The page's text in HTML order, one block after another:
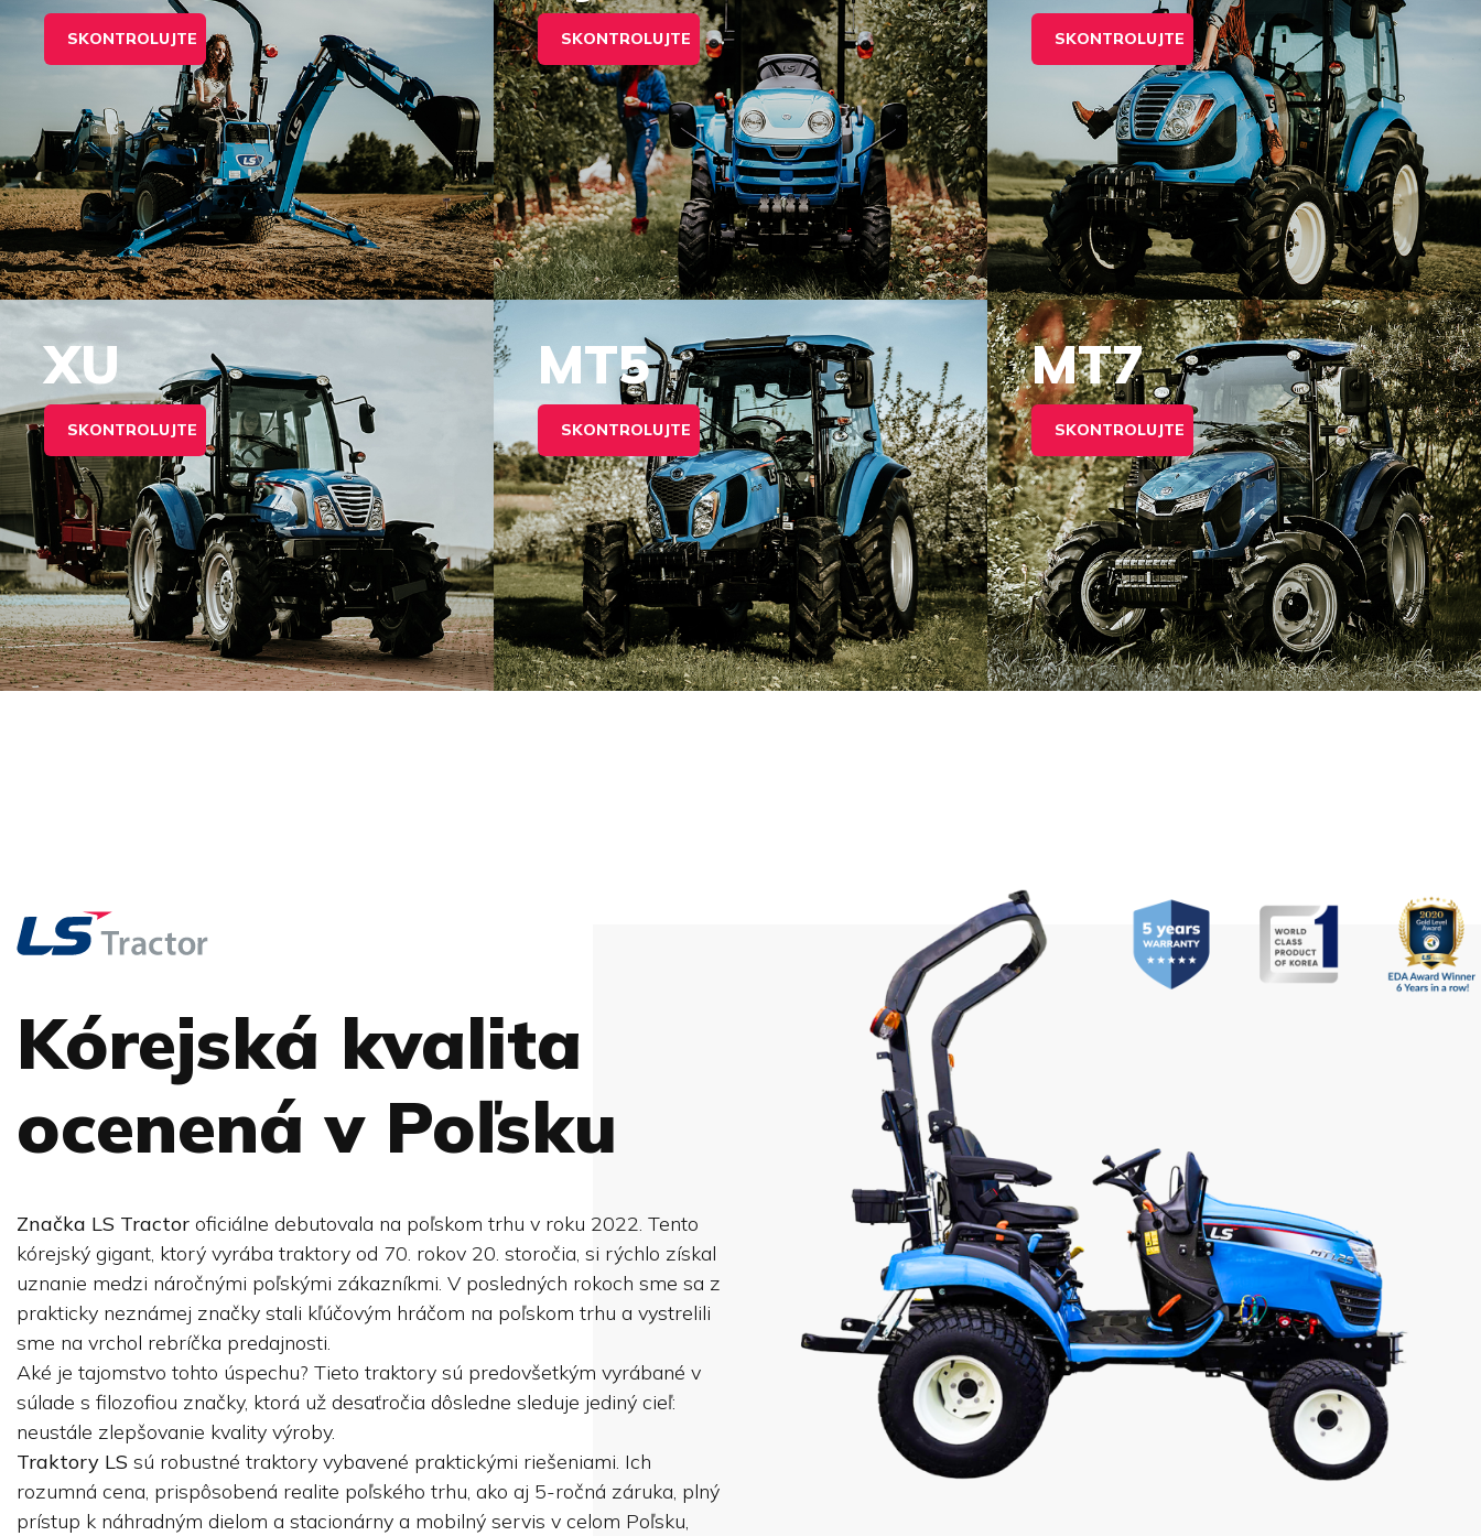
SKONTROLUJTE SKONTROLUJTE SKONTROLUJTE
XU
SKONTROLUJTE
MT5
SKONTROLUJTE
MT7
SKONTROLUJTE
Kórejská kvalita
ocenená v Poľsku
Značka LS Tractor oficiálne debutovala na poľskom trhu v roku 2022. Tento
kórejský gigant, ktorý vyrába traktory od 70. rokov 20. storočia, si rýchlo získal
uznanie medzi náročnými poľskými zákazníkmi. V posledných rokoch sme sa z
prakticky neznámej značky stali kľúčovým hráčom na poľskom trhu a vystrelili
sme na vrchol rebríčka predajnosti.
Aké je tajomstvo tohto úspechu? Tieto traktory sú predovšetkým vyrábané v
súlade s filozofiou značky, ktorá už desaťročia dôsledne sleduje jediný cieľ:
neustále zlepšovanie kvality výroby.
Traktory LS sú robustné traktory vybavené praktickými riešeniami. Ich
rozumná cena, prispôsobená realite poľského trhu, ako aj 5-ročná záruka, plný
prístup k náhradným dielom a stacionárny a mobilný servis v celom Poľsku,